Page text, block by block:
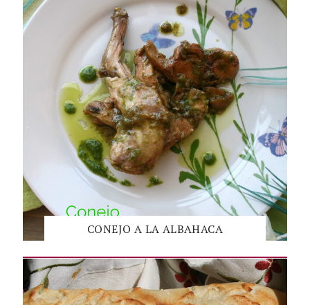
CONEJO A LA ALBAHACA